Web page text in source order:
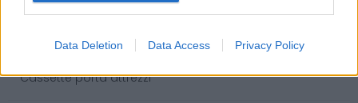
Data Deletion Data Access Privacy Policy
Lame per sega a nastro
Cassette porta attrezzi